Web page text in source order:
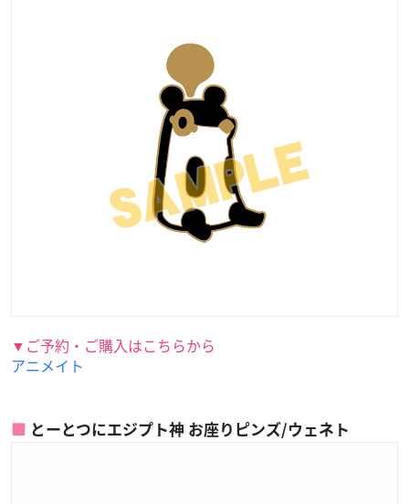
▼ご予約・ご購入はこちらから
アニメイト
とーとつにエジプト神 お座りピンズ/ウェネト